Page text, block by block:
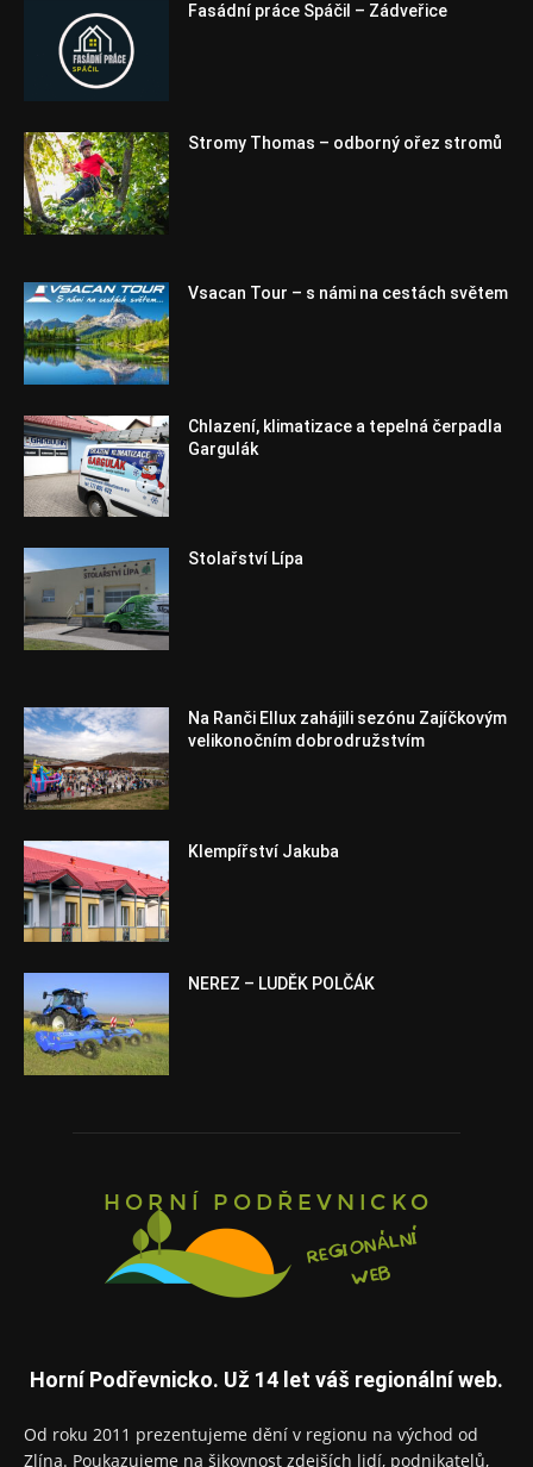
Fasádní práce Spáčil – Zádveřice
Stromy Thomas – odborný ořez stromů
Vsacan Tour – s námi na cestách světem
Chlazení, klimatizace a tepelná čerpadla
Gargulák
Stolařství Lípa
Na Ranči Ellux zahájili sezónu Zajíčkovým
velikonočním dobrodružstvím
Klempířství Jakuba
NEREZ – LUDĚK POLČÁK
Horní Podřevnicko. Už 14 let váš regionální web.
Od roku 2011 prezentujeme dění v regionu na východ od
Zlína. Poukazujeme na šikovnost zdejších lidí, podnikatelů,